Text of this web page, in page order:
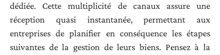
dédiée. Cette multiplicité de canaux assure une
réception quasi instantanée, permettant aux
entreprises de planifier en conséquence les étapes
suivantes de la gestion de leurs biens. Pensez à la